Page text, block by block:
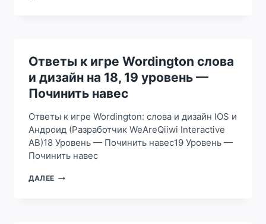
ДИЗАЙН
НА
72,
73
УРОВЕНЬ
ПОСТАВИТЬ
ЛАМПУ
Ответы к игре Wordington слова
и дизайн на 18, 19 уровень —
Починить навес
Ответы к игре Wordington: слова и дизайн IOS и
Андроид (Разработчик WeAreQiiwi Interactive
AB)18 Уровень — Починить навес19 Уровень —
Починить навес
ДАЛЕЕ ОТВЕТЫ